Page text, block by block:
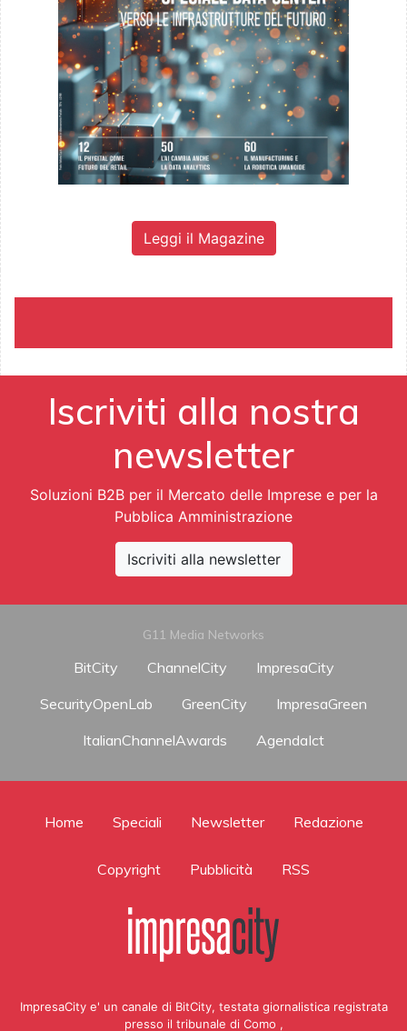
Leggi il Magazine
Iscriviti alla nostra
newsletter
Soluzioni B2B per il Mercato delle Imprese e per la
Pubblica Amministrazione
Iscriviti alla newsletter
G11 Media Networks
BitCity ChannelCity
ImpresaCity
SecurityOpenLab
GreenCity
ImpresaGreen
ItalianChannelAwards
AgendaIct
Home Speciali Newsletter Redazione
Copyright Pubblicità RSS
ImpresaCity e' un canale di BitCity, testata giornalistica registrata
presso il tribunale di Como ,